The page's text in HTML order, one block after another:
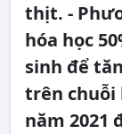
thịt. -
hóa học
sinh để
trên chuỗi
năm 2021